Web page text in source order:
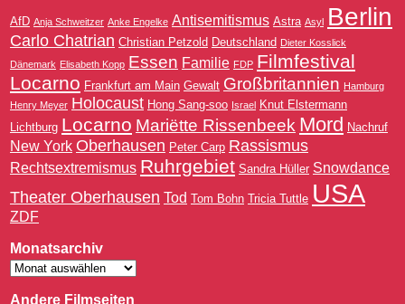
AfD Anja Schweitzer Anke Engelke Antisemitismus Astra Asyl Berlin
Carlo Chatrian Christian Petzold Deutschland Dieter Kosslick
Dänemark Elisabeth Kopp Essen Familie FDP Filmfestival
Locarno Frankfurt am Main Gewalt Großbritannien Hamburg
Henry Meyer Holocaust Hong Sang-soo Israel Knut Elstermann
Lichtburg Locarno Mariëtte Rissenbeek Mord Nachruf
New York Oberhausen Peter Carp Rassismus
Rechtsextremismus Ruhrgebiet Sandra Hüller Snowdance
Theater Oberhausen Tod Tom Bohn Tricia Tuttle USA
ZDF
Monatsarchiv
Andere Filmseiten